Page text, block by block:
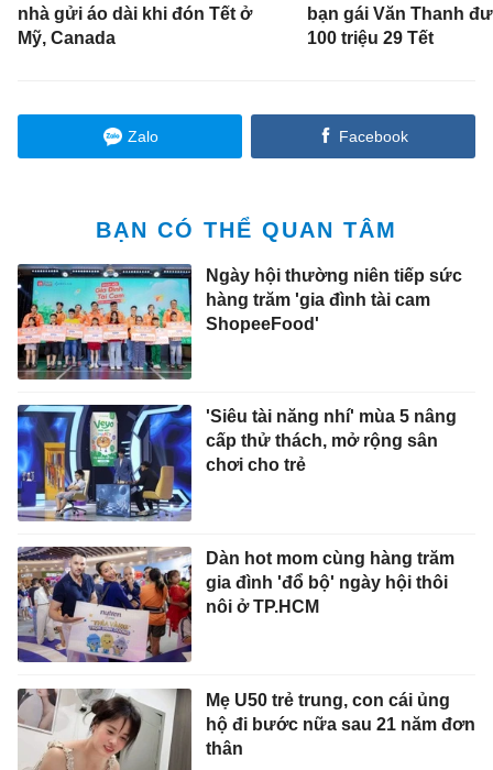
nhà gửi áo dài khi đón Tết ở
Mỹ, Canada
bạn gái Văn Thanh
100 triệu 29 Tết
Zalo Facebook
BẠN CÓ THỂ QUAN TÂM
Ngày hội thường niên tiếp sức
hàng trăm 'gia đình tài cam
ShopeeFood'
'Siêu tài năng nhí' mùa 5 nâng
cấp thử thách, mở rộng sân
chơi cho trẻ
Dàn hot mom cùng hàng trăm
gia đình 'đổ bộ' ngày hội thôi
nôi ở TP.HCM
Mẹ U50 trẻ trung, con cái ủng
hộ đi bước nữa sau 21 năm đơn
thân